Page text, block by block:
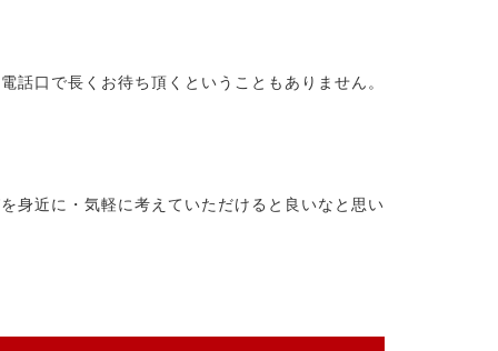
話口で長くお待ち頂くということもありません。
身近に・気軽に考えていただけると良いなと思い